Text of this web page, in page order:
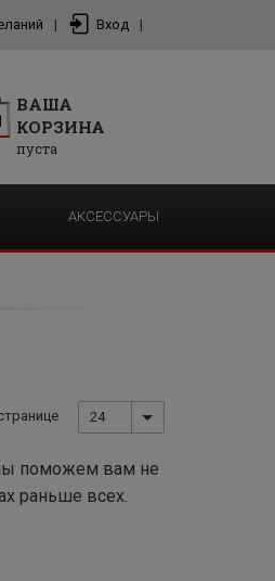
| Вход |
ВАША
КОРЗИНА
пуста
АКСЕССУАРЫ
24
поможем вам не
раньше всех.